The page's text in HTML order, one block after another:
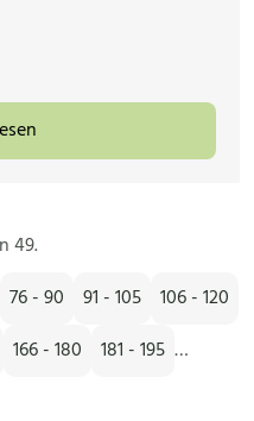
49.
76 - 90 91 - 105
106 - 120
166 - 180 181 - 195 …